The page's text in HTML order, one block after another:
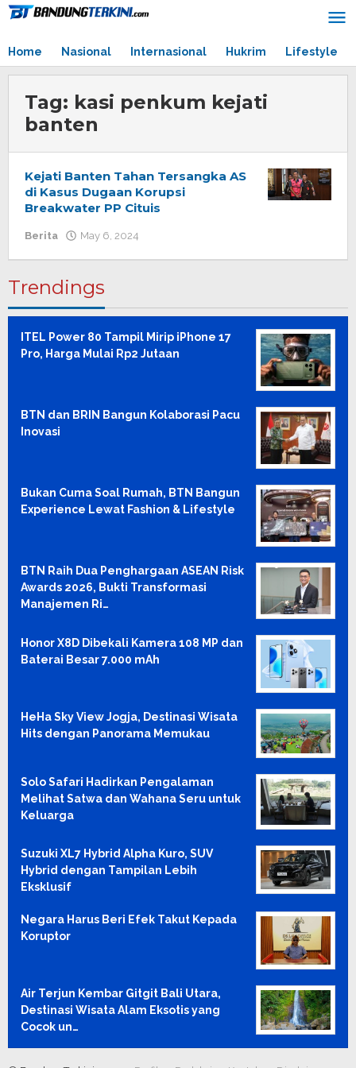
Skip
Home
Nasional Internasional Hukrim Lifestyle
Tag: kasi penkum kejati
banten
Kejati Banten Tahan Tersangka AS
di Kasus Dugaan Korupsi
Breakwater PP Cituis
Berita May 6, 2024
Trendings
ITEL Power 80 Tampil Mirip iPhone 17
Pro, Harga Mulai Rp2 Jutaan
BTN dan BRIN Bangun Kolaborasi Pacu
Inovasi
Bukan Cuma Soal Rumah, BTN Bangun
Experience Lewat Fashion & Lifestyle
BTN Raih Dua Penghargaan ASEAN Risk
Awards 2026, Bukti Transformasi
Manajemen Ri…
Honor X8D Dibekali Kamera 108 MP dan
Baterai Besar 7.000 mAh
HeHa Sky View Jogja, Destinasi Wisata
Hits dengan Panorama Memukau
Solo Safari Hadirkan Pengalaman
Melihat Satwa dan Wahana Seru untuk
Keluarga
Suzuki XL7 Hybrid Alpha Kuro, SUV
Hybrid dengan Tampilan Lebih
Eksklusif
Negara Harus Beri Efek Takut Kepada
Koruptor
Air Terjun Kembar Gitgit Bali Utara,
Destinasi Wisata Alam Eksotis yang
Cocok un…